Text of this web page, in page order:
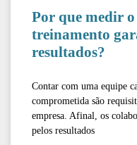
Por que medir
treinamento
resultados?
Contar com uma equipe
comprometida são
empresa. Afinal, os
pelos resultados